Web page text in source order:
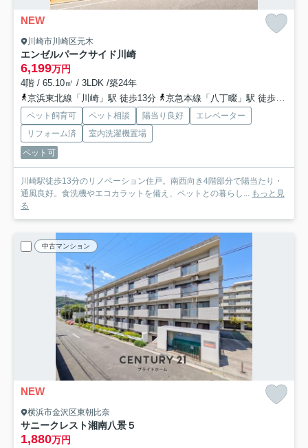
NEW
川崎市川崎区元木
エンゼルパークサイド川崎
6,199万円
4階 / 65.10㎡ / 3LDK /築24年
京浜東北線「川崎」駅 徒歩13分
京急本線「八丁畷」駅 徒歩13分
ペット飼育可 ペット相談 陽当り良好
エレベーター
リフォーム済
室内洗濯機置場
ペット可
川崎駅徒歩13分のリノベーション住戸。南西向き4階部分で陽当たり・
通風良好。食洗機やエコカラットを備え、ペットとの暮らし... もっと見
る
中古マンション
NEW
横浜市金沢区東朝比奈
サニークレスト湘南八景５
1,880万円